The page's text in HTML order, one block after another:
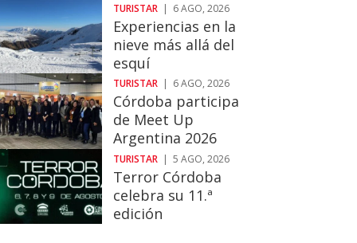
TURISTAR | 6 AGO, 2026
Experiencias en la
nieve más allá del
esquí
TURISTAR | 6 AGO, 2026
Córdoba participa
de Meet Up
Argentina 2026
TURISTAR | 5 AGO, 2026
Terror Córdoba
celebra su 11.ª
edición